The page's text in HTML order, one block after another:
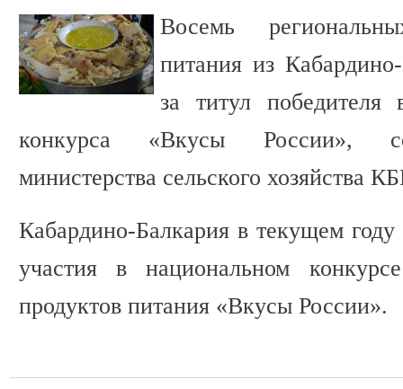
Восемь
питания из
за титул победителя
конкурса «Вкусы России»,
министерства сельского хозяйства
Кабардино-Балкария в текущем году
участия в национальном
продуктов питания «Вкусы России».